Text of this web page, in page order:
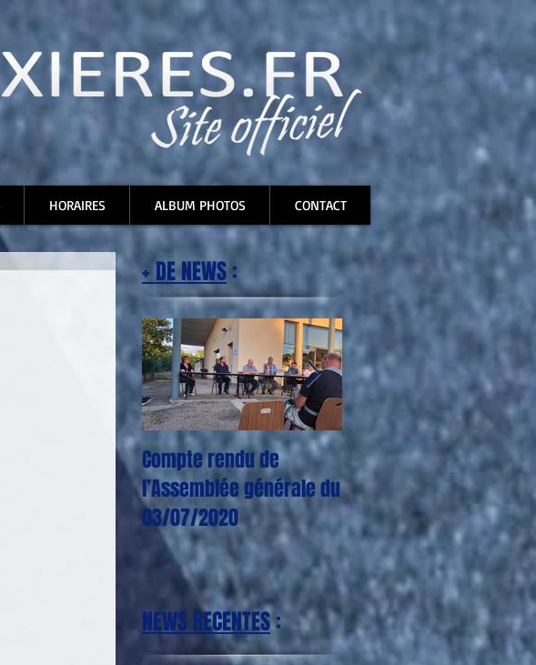
HORAIRES ALBUM PHOTOS CONTACT
NEWS RECENTES:
Compte rendu de
l’Assemblée générale du
03/07/2020
CORONAVIRUS : Plus
aucun entraînement,
match, tournoi jusqu'à
nouvel ordre
+ DE NEWS: